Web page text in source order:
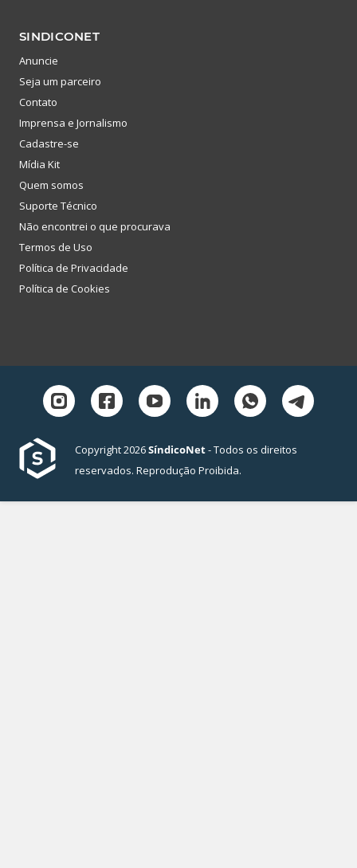
SINDICONET
Anuncie
Seja um parceiro
Contato
Imprensa e Jornalismo
Cadastre-se
Mídia Kit
Quem somos
Suporte Técnico
Não encontrei o que procurava
Termos de Uso
Política de Privacidade
Política de Cookies
Copyright 2026SíndicoNet- Todos os direitos
reservados. Reprodução Proibida.